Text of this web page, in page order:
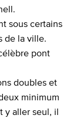
sous certains
de la ville.
pont
doubles et
minimum
y aller seul, il